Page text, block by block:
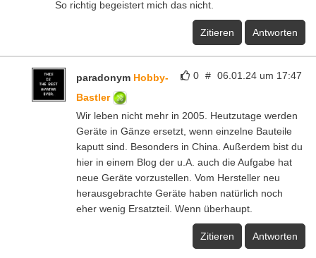
So richtig begeistert mich das nicht.
Zitieren Antworten
0 # 06.01.24 um 17:47
paradonym Hobby-
Bastler
Wir leben nicht mehr in 2005. Heutzutage werden
Geräte in Gänze ersetzt, wenn einzelne Bauteile
kaputt sind. Besonders in China. Außerdem bist du
hier in einem Blog der u.A. auch die Aufgabe hat
neue Geräte vorzustellen. Vom Hersteller neu
herausgebrachte Geräte haben natürlich noch
eher wenig Ersatzteil. Wenn überhaupt.
Zitieren Antworten